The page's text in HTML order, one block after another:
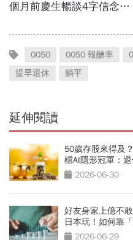
0050 0050 報酬率
提早退休
躺平
延伸閱讀
50歲存股來得及
檔AI隱形冠軍：
2026-06-30
好友身家上億不
日本玩！如何靠
2026-06-29